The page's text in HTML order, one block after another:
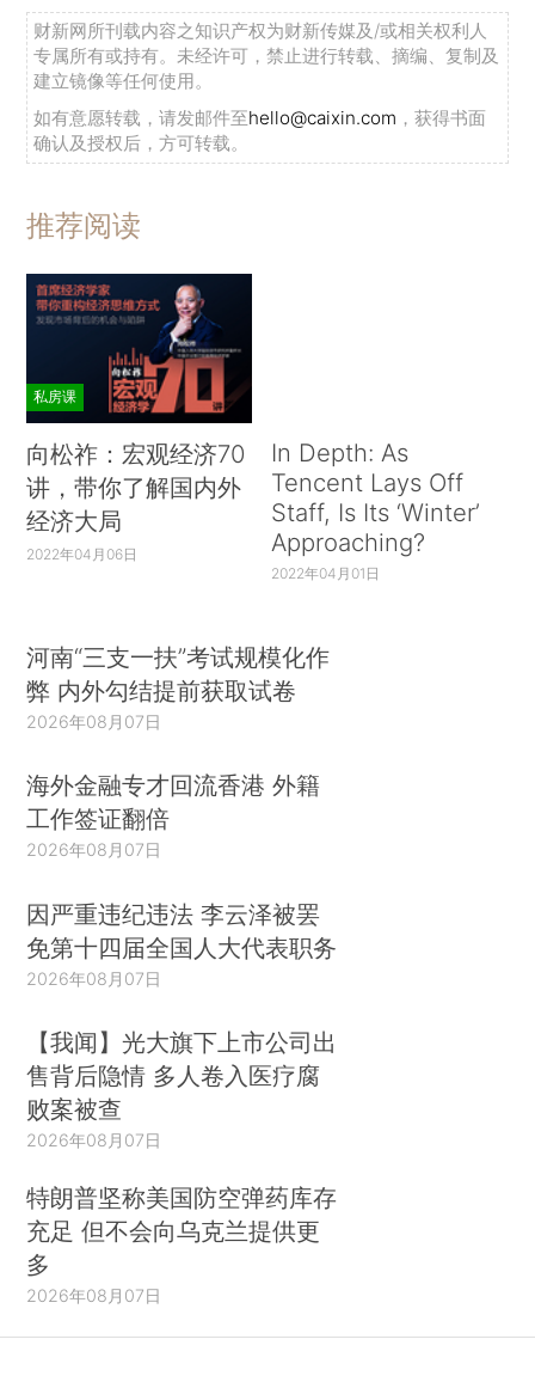
财新网所刊载内容之知识产权为财新传媒及/或相关权利人
专属所有或持有。未经许可，禁止进行转载、摘编、复制及
建立镜像等任何使用。
如有意愿转载，请发邮件至hello@caixin.com ，获得书面
确认及授权后，方可转载。
推荐阅读
私房课
向松祚：宏观经济70
讲，带你了解国内外
经济大局
2022年04月06日
In Depth: As
Tencent Lays Off
Staff, Is Its ‘Winter’
Approaching?
2022年04月01日
河南“三支一扶”考试规模化作
弊 内外勾结提前获取试卷
2026年08月07日
海外金融专才回流香港 外籍
工作签证翻倍
2026年08月07日
因严重违纪违法 李云泽被罢
免第十四届全国人大代表职务
2026年08月07日
【我闻】光大旗下上市公司出
售背后隐情 多人卷入医疗腐
败案被查
2026年08月07日
特朗普坚称美国防空弹药库存
充足 但不会向乌克兰提供更
多
2026年08月07日